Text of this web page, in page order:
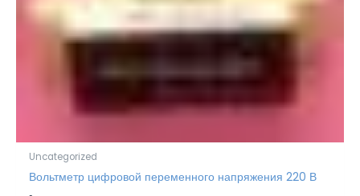
Uncategorized
Вольтметр цифровой переменного напряжения 220 В